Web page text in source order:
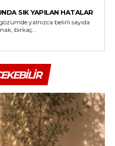
SIK YAPILAN HATALAR
yalnızca belirli sayıda
birkaç...